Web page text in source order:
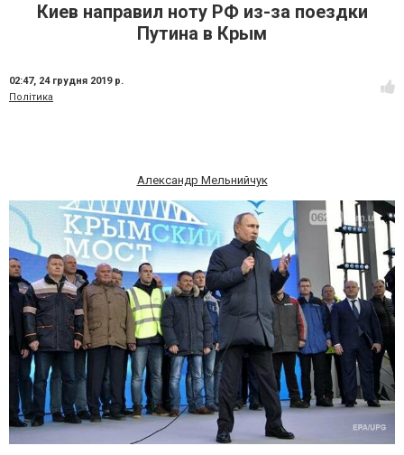
Киев направил ноту РФ из-за поездки
Путина в Крым
02:47, 24 грудня 2019 р.
Політика
Александр Мельнийчук